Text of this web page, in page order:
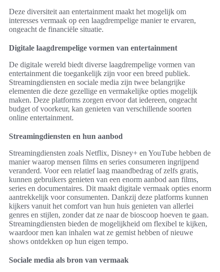
Deze diversiteit aan entertainment maakt het mogelijk om
interesses vermaak op een laagdrempelige manier te ervaren,
ongeacht de financiële situatie.
Digitale laagdrempelige vormen van entertainment
De digitale wereld biedt diverse laagdrempelige vormen van
entertainment die toegankelijk zijn voor een breed publiek.
Streamingdiensten en sociale media zijn twee belangrijke
elementen die deze gezellige en vermakelijke opties mogelijk
maken. Deze platforms zorgen ervoor dat iedereen, ongeacht
budget of voorkeur, kan genieten van verschillende soorten
online entertainment.
Streamingdiensten en hun aanbod
Streamingdiensten zoals Netflix, Disney+ en YouTube hebben de
manier waarop mensen films en series consumeren ingrijpend
veranderd. Voor een relatief laag maandbedrag of zelfs gratis,
kunnen gebruikers genieten van een enorm aanbod aan films,
series en documentaires. Dit maakt digitale vermaak opties enorm
aantrekkelijk voor consumenten. Dankzij deze platforms kunnen
kijkers vanuit het comfort van hun huis genieten van allerlei
genres en stijlen, zonder dat ze naar de bioscoop hoeven te gaan.
Streamingdiensten bieden de mogelijkheid om flexibel te kijken,
waardoor men kan inhalen wat ze gemist hebben of nieuwe
shows ontdekken op hun eigen tempo.
Sociale media als bron van vermaak